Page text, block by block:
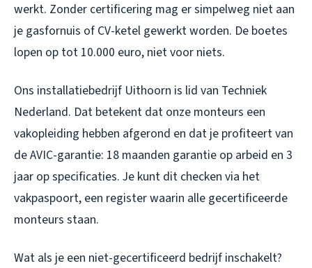
werkt. Zonder certificering mag er simpelweg niet aan
je gasfornuis of CV-ketel gewerkt worden. De boetes
lopen op tot 10.000 euro, niet voor niets.
Ons installatiebedrijf Uithoorn is lid van Techniek
Nederland. Dat betekent dat onze monteurs een
vakopleiding hebben afgerond en dat je profiteert van
de AVIC-garantie: 18 maanden garantie op arbeid en 3
jaar op specificaties. Je kunt dit checken via het
vakpaspoort, een register waarin alle gecertificeerde
monteurs staan.
Wat als je een niet-gecertificeerd bedrijf inschakelt?